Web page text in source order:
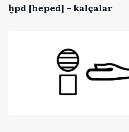
ḫpd [heped] – kalçalar